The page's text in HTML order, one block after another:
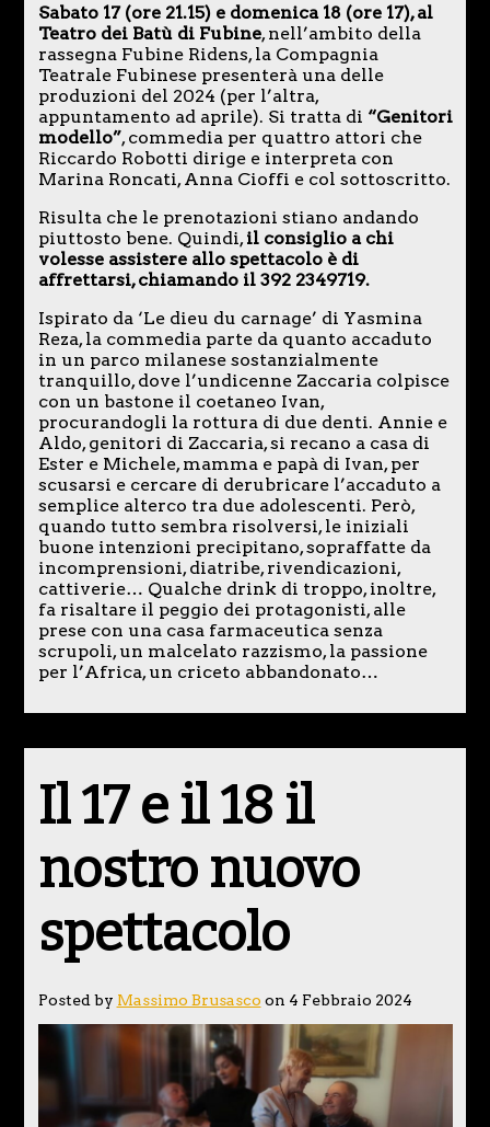
Sabato 17 (ore 21.15) e domenica 18 (ore 17), al
Teatro dei Batù di Fubine, nell’ambito della
rassegna Fubine Ridens, la Compagnia
Teatrale Fubinese presenterà una delle
produzioni del 2024 (per l’altra,
appuntamento ad aprile). Si tratta di “Genitori
modello”, commedia per quattro attori che
Riccardo Robotti dirige e interpreta con
Marina Roncati, Anna Cioffi e col sottoscritto.
Risulta che le prenotazioni stiano andando
piuttosto bene. Quindi,il consiglio a chi
volesse assistere allo spettacolo è di
affrettarsi, chiamando il 392 2349719.
Ispirato da ‘Le dieu du carnage’ di Yasmina
Reza, la commedia parte da quanto accaduto
in un parco milanese sostanzialmente
tranquillo, dove l’undicenne Zaccaria colpisce
con un bastone il coetaneo Ivan,
procurandogli la rottura di due denti. Annie e
Aldo, genitori di Zaccaria, si recano a casa di
Ester e Michele, mamma e papà di Ivan, per
scusarsi e cercare di derubricare l’accaduto a
semplice alterco tra due adolescenti. Però,
quando tutto sembra risolversi, le iniziali
buone intenzioni precipitano, sopraffatte da
incomprensioni, diatribe, rivendicazioni,
cattiverie… Qualche drink di troppo, inoltre,
fa risaltare il peggio dei protagonisti, alle
prese con una casa farmaceutica senza
scrupoli, un malcelato razzismo, la passione
per l’Africa, un criceto abbandonato…
Il 17 e il 18 il
nostro nuovo
spettacolo
Posted by Massimo Brusasco on 4 Febbraio 2024